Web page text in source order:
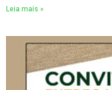
Leia mais »